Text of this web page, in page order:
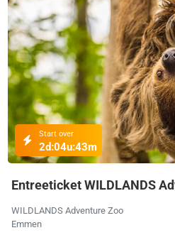
Start over
2d:04u:43m
Entreeticket WILDLANDS
WILDLANDS Adventure Zoo
Emmen